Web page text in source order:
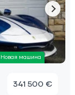
Новая машина
341 500 €